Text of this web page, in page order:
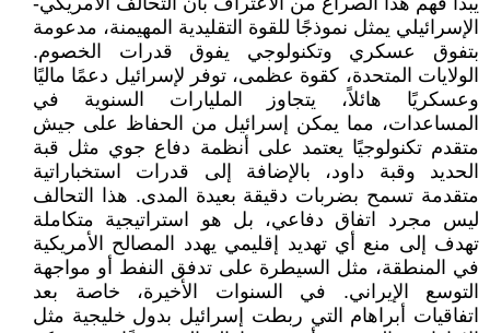
الإسرائيلي يمثل نموذجًا للقوة التقليدية المهيمنة، مدعومة
بتفوق عسكري وتكنولوجي يفوق قدرات الخصوم.
الولايات المتحدة، كقوة عظمى، توفر لإسرائيل دعمًا ماليًا
وعسكريًا هائلاً، يتجاوز المليارات السنوية في
المساعدات، مما يمكن إسرائيل من الحفاظ على جيش
متقدم تكنولوجيًا يعتمد على أنظمة دفاع جوي مثل قبة
الحديد وقبة داود، بالإضافة إلى قدرات استخباراتية
متقدمة تسمح بضربات دقيقة بعيدة المدى. هذا التحالف
ليس مجرد اتفاق دفاعي، بل هو استراتيجية متكاملة
تهدف إلى منع أي تهديد إقليمي يهدد المصالح الأمريكية
في المنطقة، مثل السيطرة على تدفق النفط أو مواجهة
التوسع الإيراني. في السنوات الأخيرة، خاصة بعد
اتفاقيات أبراهام التي ربطت إسرائيل بدول خليجية مثل